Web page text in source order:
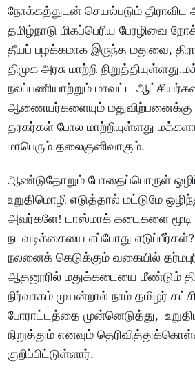
நோக்கத்துடன் செயல்படும் திராவிட
தமிழ்நாடு மிகப்பெரிய பேரழிவை
தீயப் பழக்கமாக இருந்த மதுவை,
திமுக அரசு மாற்றி
நலப்பணியாற்றும் மாவட்ட
ஆணையர்களையும் மதுவிற்பனைக்கு
தரகர்கள் போல மாற்றியுள்ளது
மாபெரும் தலைகுனிவாகும்.
ஆண்டுதோறும் போதைப்பொருள்
உறுதிமொழி எடுத்தால் மட்டுமே
அவர்களே! டாஸ்மாக் கடைகளை மூடி
நடவடிக்கையை எப்போது
நலனைக் கெடுக்கும் வகையில்
ஆதனூரில் மதுக்கடையை மீண்டும்
நிர்வாகம் முயன்றால் நாம் தமிழர்
போராட்டத்தை முன்னெடுத்து,
நிறுத்தும் எனவும்
குறிப்பிட்டுள்ளார்.